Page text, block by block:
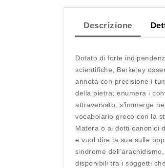
Descrizione
Dotato di forte
scientifiche, Berkeley
annota con precisione i
della pietra; enumera i
attraversato; s’immerge
vocabolario greco con la
Matera o ai dotti canonici
e vuol dire la sua sulle
sindrome
disponibili tra i soggetti